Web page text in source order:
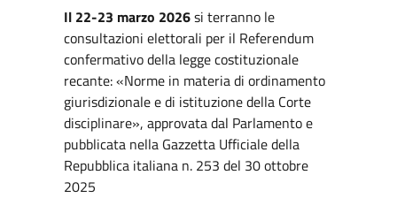
Il 22-23 marzo 2026si terranno le
consultazioni elettorali per il Referendum
confermativo della legge costituzionale
recante: «Norme in materia di ordinamento
giurisdizionale e di istituzione della Corte
disciplinare», approvata dal Parlamento e
pubblicata nella Gazzetta Ufficiale della
Repubblica italiana n. 253 del 30 ottobre
2025